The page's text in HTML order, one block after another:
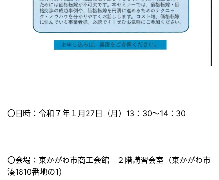
〇日時：令和７年１月27日（月）13：30～14：30
〇会場：東かがわ市商工会館 ２階講習会室（東かがわ市
湊1810番地の1）